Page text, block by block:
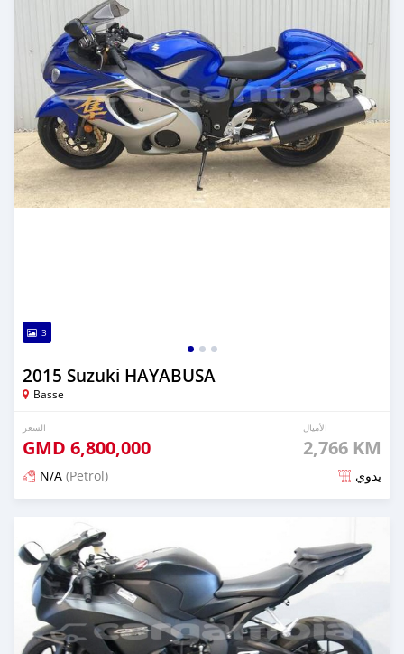
3
2015 Suzuki HAYABUSA
Basse
السعر
GMD 6,800,000
الأميال
2,766 KM
N/A (Petrol) يدوي